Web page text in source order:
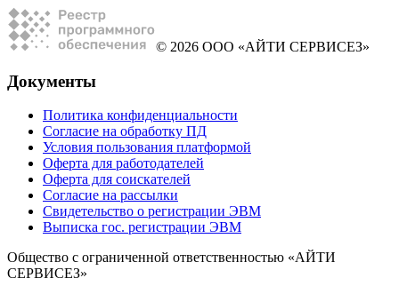
© 2026 ООО «АЙТИ СЕРВИСЕЗ»
Документы
Политика конфиденциальности
Согласие на обработку ПД
Условия пользования платформой
Оферта для работодателей
Оферта для соискателей
Согласие на рассылки
Свидетельство о регистрации ЭВМ
Выписка гос. регистрации ЭВМ
Общество с ограниченной ответственностью «АЙТИ
СЕРВИСЕЗ»